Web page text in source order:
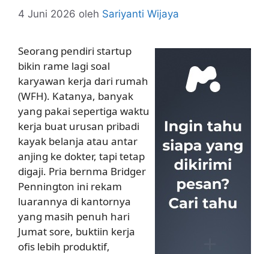
4 Juni 2026 oleh Sariyanti Wijaya
Seorang pendiri startup
bikin rame lagi soal
karyawan kerja dari rumah
(WFH). Katanya, banyak
yang pakai sepertiga waktu
kerja buat urusan pribadi
kayak belanja atau antar
anjing ke dokter, tapi tetap
digaji. Pria bernma Bridger
Pennington ini rekam
luarannya di kantornya
yang masih penuh hari
Jumat sore, buktiin kerja
ofis lebih produktif,